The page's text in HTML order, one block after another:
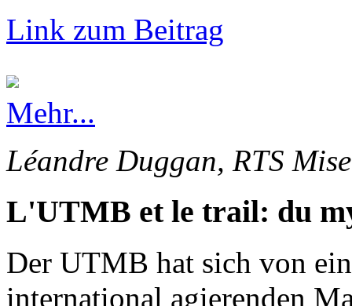
Link zum Beitrag
Mehr...
Léandre Duggan, RTS
L'UTMB et le trail: du
Der UTMB hat sich von
international agierenden